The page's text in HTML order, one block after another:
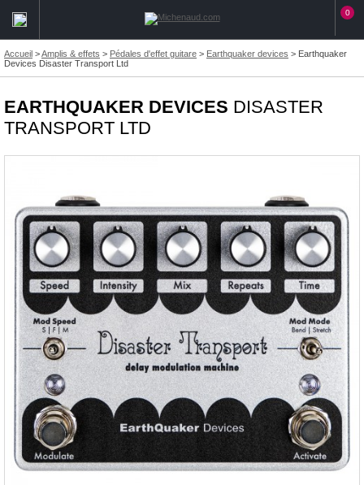
0
Accueil >Amplis & effets > Pédales d'effet guitare > Earthquaker devices > Earthquaker
Devices Disaster Transport Ltd
EARTHQUAKER DEVICES DISASTER
TRANSPORT LTD